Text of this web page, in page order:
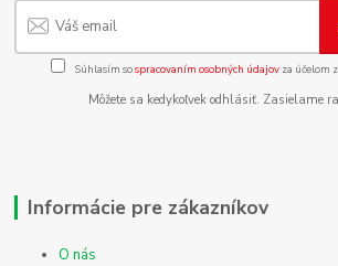
Súhlasím sospracovaním osobných údajov za účelom
Môžete sa kedykoľvek odhlásiť. Zasielame
Informácie pre zákazníkov
O nás